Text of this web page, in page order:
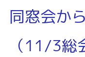
同窓会か
（11/3総